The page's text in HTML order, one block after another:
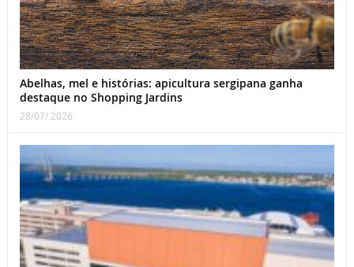
Abelhas, mel e histórias: apicultura sergipana ganha
destaque no Shopping Jardins
28/07/ 2026